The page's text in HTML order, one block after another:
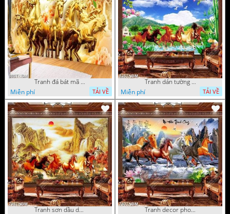
Tranh đá bát mã vàng in uv
Miễn phí
TẢI VỀ
Tranh dán tường mã đáo thành công bên ngôi làng nhỏ
Miễn phí
TẢI VỀ
Tranh sơn dầu decor nghệ thuật bát mã truy phong chất lượng cao Tranh decor phong thủy mã đáo thành công